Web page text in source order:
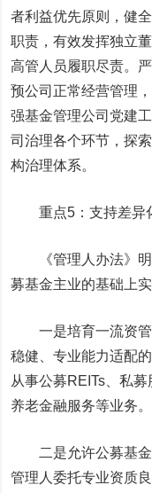
者利益优先原则，健
职责，有效发挥独立
高管人员履职尽责。
预公司正常经营管理
强基金管理公司党建
司治理各个环节，探
构治理体系。
重点5：支持差异
《管理人办法》明
募基金主业的基础上
一是培育一流资管
稳健、专业能力适配
从事公募REITs、私
养老金融服务等业务。
二是允许公募基金
管理人委托专业资质